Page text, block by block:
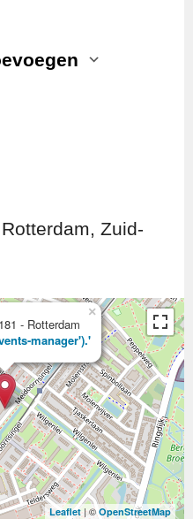
Zuid-
- Rotterdam
manager').'
×
Leaflet| © OpenStreetMap